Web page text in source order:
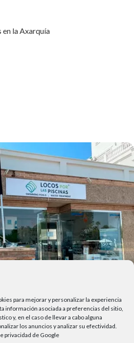
para mejorar y personalizar la experiencia
información asociada a preferencias del sitio,
y, en el caso de llevar a cabo alguna
los anuncios y analizar su efectividad.
privacidad de Google
en la Axarquía